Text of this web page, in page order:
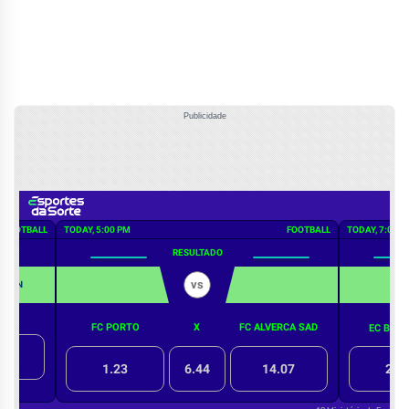
Publicidade